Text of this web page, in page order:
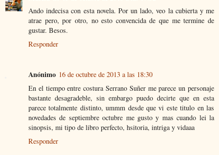
Ando indecisa con esta novela. Por un lado, veo la cubierta y me
atrae pero, por otro, no esto convencida de que me termine de
gustar. Besos.
Responder
Anónimo 16 de octubre de 2013 a las 18:30
En el tiempo entre costura Serrano Suñer me parece un personaje
bastante desagradeble, sin embargo puedo decirte que en esta
parece totalmente distinto, ummm desde que vi este titulo en las
novedades de septiembre octubre me gusto y mas cuando lei la
sinopsis, mi tipo de libro perfecto, hsitoria, intriga y vidaaa
Responder